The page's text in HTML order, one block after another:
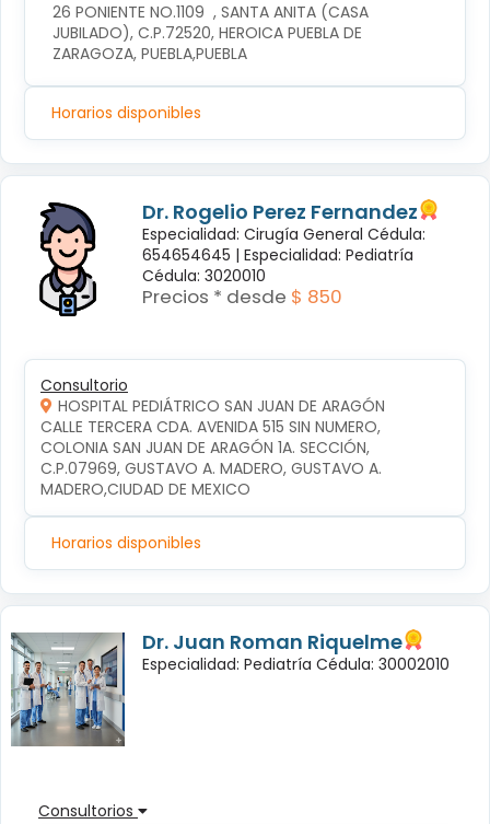
26 PONIENTE NO.1109  , SANTA ANITA (CASA
JUBILADO), C.P.72520, HEROICA PUEBLA DE
ZARAGOZA, PUEBLA,PUEBLA
Horarios disponibles
Dr. Rogelio Perez Fernandez
Especialidad: Cirugía General Cédula:
654654645 | Especialidad: Pediatría
Cédula: 3020010
Precios * desde $ 850
Consultorio
HOSPITAL PEDIÁTRICO SAN JUAN DE ARAGÓN
CALLE TERCERA CDA. AVENIDA 515 SIN NUMERO,
COLONIA SAN JUAN DE ARAGÓN 1A. SECCIÓN,
C.P.07969, GUSTAVO A. MADERO, GUSTAVO A.
MADERO,CIUDAD DE MEXICO
Horarios disponibles
Dr. Juan Roman Riquelme
Especialidad: Pediatría Cédula: 30002010
Consultorios